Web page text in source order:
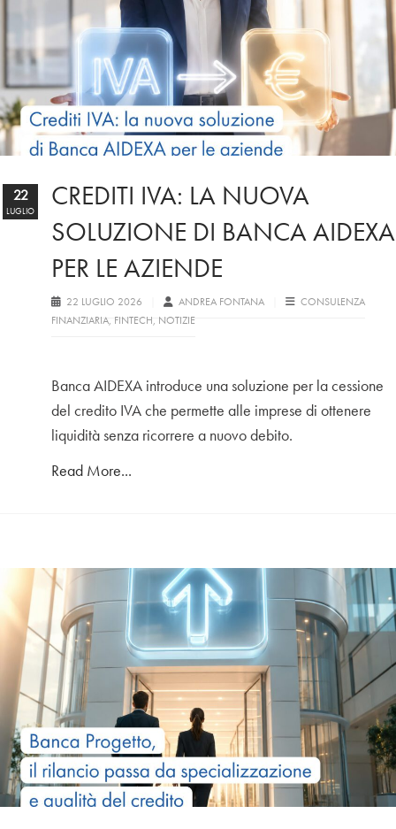
CREDITI IVA: LA NUOVA
SOLUZIONE DI BANCA AIDEXA
PER LE AZIENDE
22 LUGLIO 2026 ANDREA FONTANA
CONSULENZA
FINANZIARIA, FINTECH, NOTIZIE
Banca AIDEXA introduce una soluzione per la cessione
del credito IVA che permette alle imprese di ottenere
liquidità senza ricorrere a nuovo debito.
Read More...
22
LUGLIO